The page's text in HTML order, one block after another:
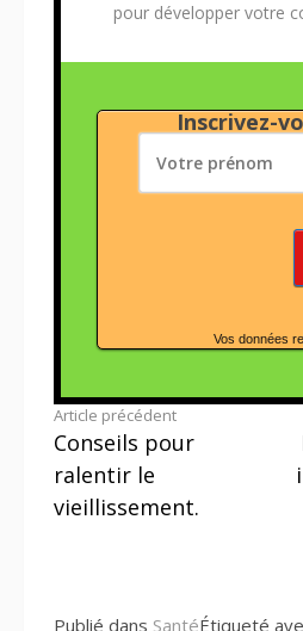
pour développer votre
Inscrivez-
Vos données
Lire
la
suite
Article précédent
Conseils pour
ralentir le
vieillissement.
Publié dans SantéÉtiqueté